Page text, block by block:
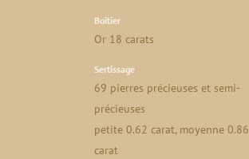
Boîtier
Or 18 carats
Sertissage
69 pierres précieuses et semi-
précieuses
petite 0.62 carat, moyenne 0.86
carat